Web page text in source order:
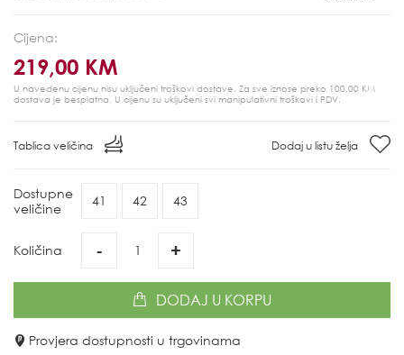
Cijena:
219,00 KM
U navedenu cijenu nisu uključeni troškovi dostave. Za sve iznose preko 100,00 KM
dostava je besplatna. U cijenu su uključeni svi manipulativni troškovi i PDV.
Tablica veličina Dodaj u listu želja
Dostupne
veličine
41 42 43
Količina - +
DODAJ U KORPU
Provjera dostupnosti u trgovinama